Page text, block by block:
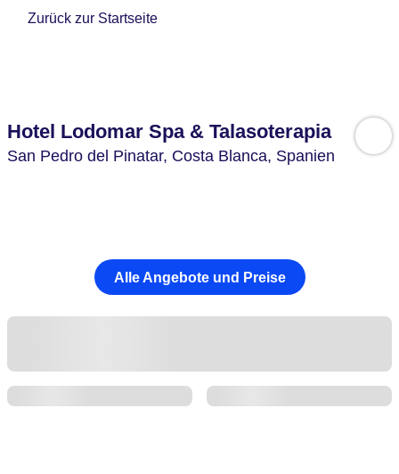
Zurück zur Startseite
Hotel Lodomar Spa & Talasoterapia
San Pedro del Pinatar, Costa Blanca, Spanien
Alle Angebote und Preise